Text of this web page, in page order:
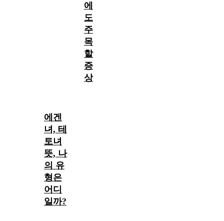
에
도
주
목
할
증
상
에겐
녀, 테
토녀
뜻, 나
의 유
형은
어디
일까?